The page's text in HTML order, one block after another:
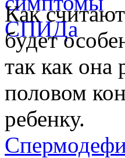
Как
будет
так как
половом
ребенку.